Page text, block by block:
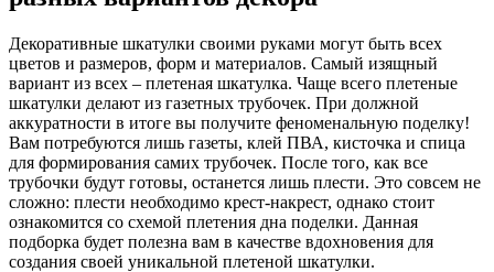
Декоративные шкатулки своими руками могут быть всех
цветов и размеров, форм и материалов. Самый изящный
вариант из всех – плетеная шкатулка. Чаще всего плетеные
шкатулки делают из газетных трубочек. При должной
аккуратности в итоге вы получите феноменальную поделку!
Вам потребуются лишь газеты, клей ПВА, кисточка и спица
для формирования самих трубочек. После того, как все
трубочки будут готовы, останется лишь плести. Это совсем не
сложно: плести необходимо крест-накрест, однако стоит
ознакомится со схемой плетения дна поделки. Данная
подборка будет полезна вам в качестве вдохновения для
создания своей уникальной плетеной шкатулки.